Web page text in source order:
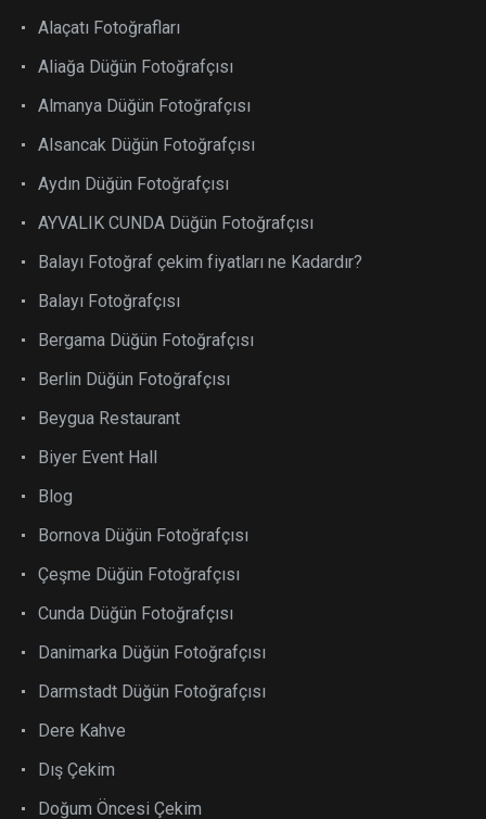
Alaçatı Fotoğrafları
Aliağa Düğün Fotoğrafçısı
Almanya Düğün Fotoğrafçısı
Alsancak Düğün Fotoğrafçısı
Aydın Düğün Fotoğrafçısı
AYVALIK CUNDA Düğün Fotoğrafçısı
Balayı Fotoğraf çekim fiyatları ne Kadardır?
Balayı Fotoğrafçısı
Bergama Düğün Fotoğrafçısı
Berlin Düğün Fotoğrafçısı
Beygua Restaurant
Biyer Event Hall
Blog
Bornova Düğün Fotoğrafçısı
Çeşme Düğün Fotoğrafçısı
Cunda Düğün Fotoğrafçısı
Danimarka Düğün Fotoğrafçısı
Darmstadt Düğün Fotoğrafçısı
Dere Kahve
Dış Çekim
Doğum Öncesi Çekim